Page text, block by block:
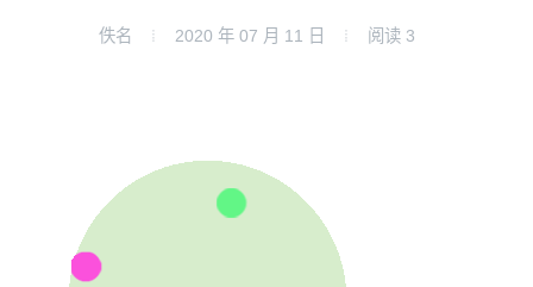
佚名 2020 年 07 月 11 日 阅读 3